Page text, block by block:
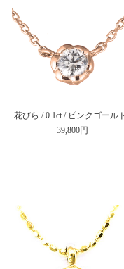
花びら / 0.1ct / ピンクゴール
39,800円